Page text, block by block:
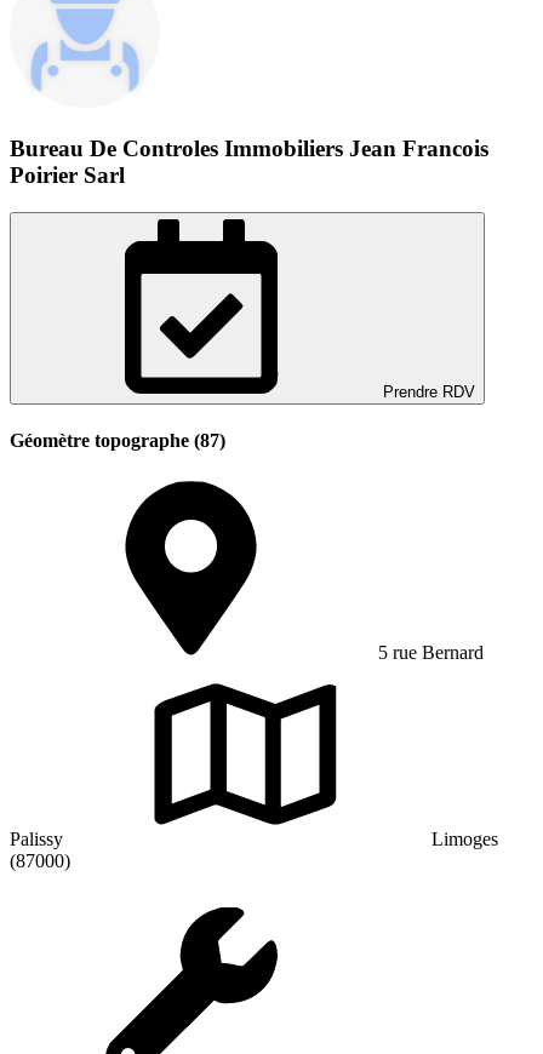
Bureau De Controles Immobiliers Jean Francois
Poirier Sarl
Prendre RDV
Géomètre topographe (87)
5 rue Bernard
Palissy
Limoges
(87000)